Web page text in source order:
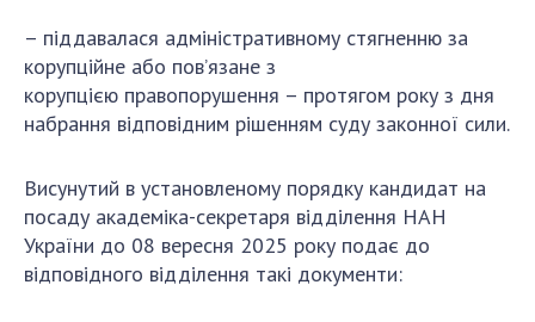
Міжнародні програми та конкурси
ДОКУМЕНТИ
Державний бюджет НАН України
Вибори до складу НАН України
Бланки документів
– піддавалася адміністративному стягненню за
корупційне або пов’язане з
корупцією правопорушення – протягом року з дня
набрання відповідним рішенням суду законної сили.
Висунутий в установленому порядку кандидат на
посаду академіка-секретаря відділення НАН
України до 08 вересня 2025 року подає до
відповідного відділення такі документи: